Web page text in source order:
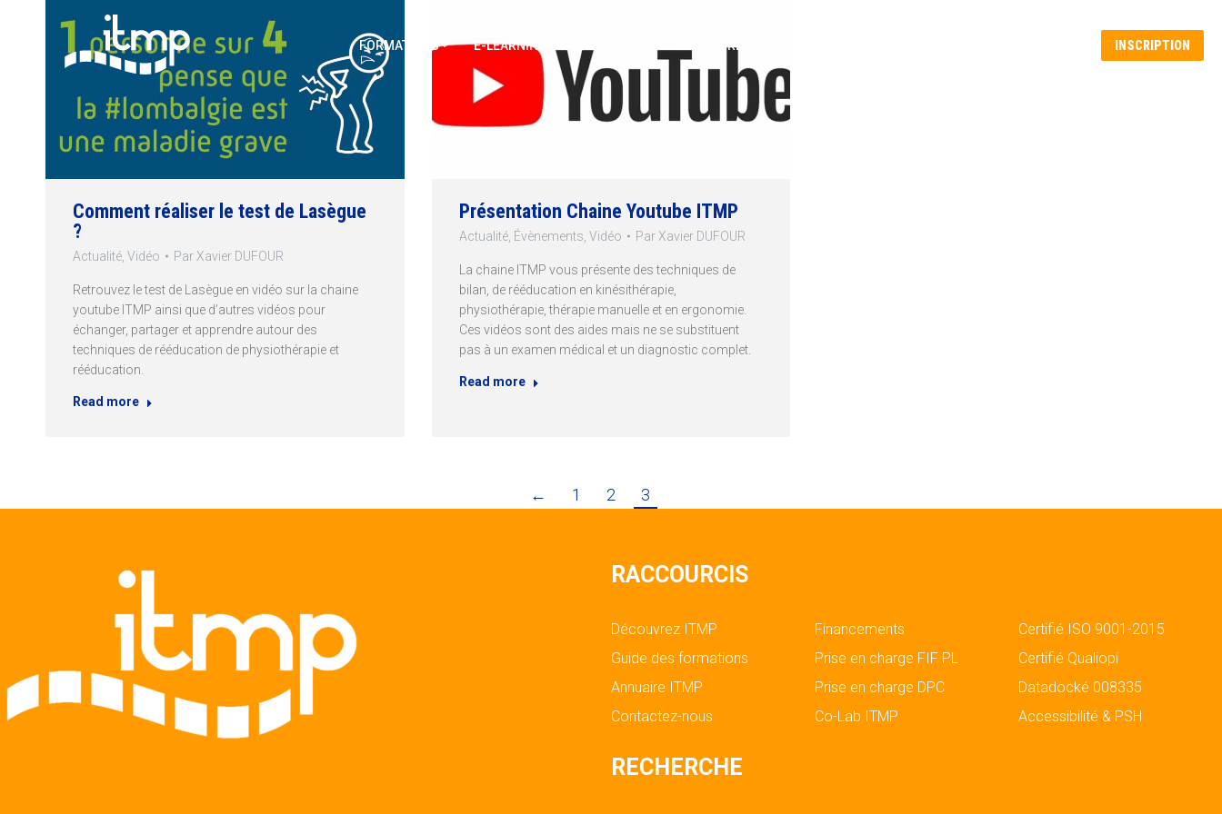
FORMATIONS E-LEARNING ANNUAIRE
RechercheINSCRIPTION
Comment réaliser le test de Lasègue
?
Actualité, Vidéo ParXavier DUFOUR
Retrouvez le test de Lasègue en vidéo sur la chaine
youtube ITMP ainsi que d’autres vidéos pour
échanger, partager et apprendre autour des
techniques de rééducation de physiothérapie et
rééducation.
Read more
Présentation Chaine Youtube ITMP
Actualité, Évènements, Vidéo ParXavier DUFOUR
La chaine ITMP vous présente des techniques de
bilan, de rééducation en kinésithérapie,
physiothérapie, thérapie manuelle et en ergonomie.
Ces vidéos sont des aides mais ne se substituent
pas à un examen médical et un diagnostic complet.
Read more
← 1 2 3
RACCOURCIS
Découvrez ITMP
Guide des formations
Annuaire ITMP
Contactez-nous
Financements
Prise en charge FIF PL
Prise en charge DPC
Co-Lab ITMP
Certifié ISO 9001-2015
Certifié Qualiopi
Datadocké 008335
Accessibilité & PSH
RECHERCHE